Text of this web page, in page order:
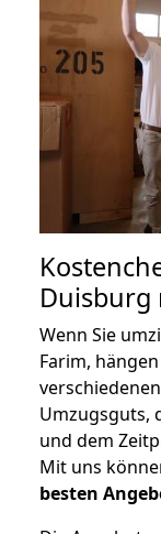
Duisburg
Wenn Sie
Farim,
Umzugsguts,
und dem
Mit uns
besten